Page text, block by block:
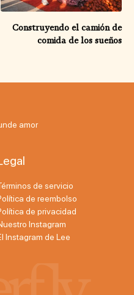
Construyendo el camión de
comida de los sueños
amor
de servicio
de reembolso
de privacidad
Instagram
Instagram de Lee